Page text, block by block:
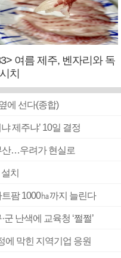
여름 제주, 벤자리와 독
치
에 선다(종합)
제주냐’ 10일 결정
산…우려가 현실로
치
팜 1000㏊까지 늘린다
난색에 교육청 ‘쩔쩔’
막힌 지역기업 응원